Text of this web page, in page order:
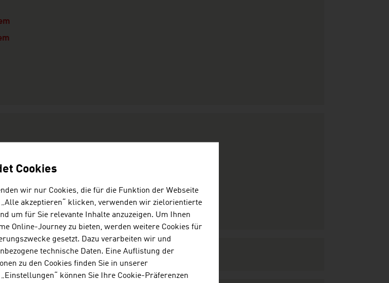
Cookies
wir nur Cookies, die für die Funktion der Webseite
akzeptieren“ klicken, verwenden wir zielorientierte
um für Sie relevante Inhalte anzuzeigen. Um Ihnen
Online-Journey zu bieten, werden weitere Cookies für
gesetzt. Dazu verarbeiten wir und
technische Daten. Eine Auflistung der
zu den Cookies finden Sie in unserer
können Sie Ihre Cookie-Präferenzen